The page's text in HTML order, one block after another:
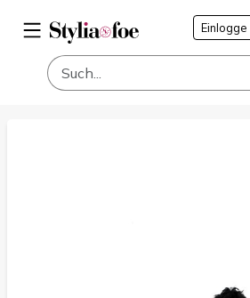
Einlogge